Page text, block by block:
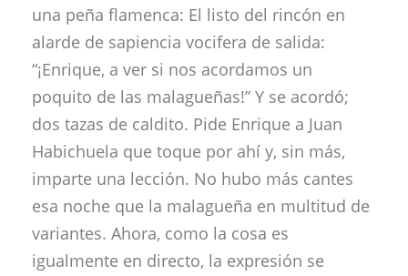
una peña flamenca: El listo del rincón en
alarde de sapiencia vocifera de salida:
“¡Enrique, a ver si nos acordamos un
poquito de las malagueñas!” Y se acordó;
dos tazas de caldito. Pide Enrique a Juan
Habichuela que toque por ahí y, sin más,
imparte una lección. No hubo más cantes
esa noche que la malagueña en multitud de
variantes. Ahora, como la cosa es
igualmente en directo, la expresión se